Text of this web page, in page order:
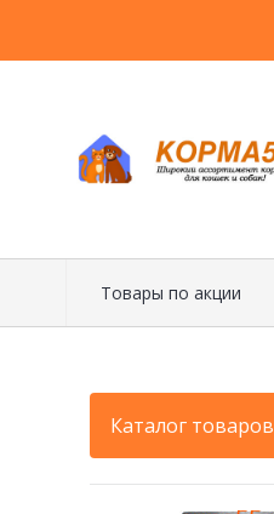
Товары по акции
Каталог товаров